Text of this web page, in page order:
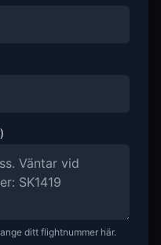
ditt flightnummer här.